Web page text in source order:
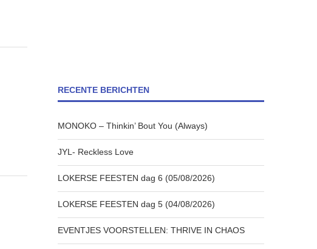
RECENTE BERICHTEN
MONOKO – Thinkin’ Bout You (Always)
JYL- Reckless Love
LOKERSE FEESTEN dag 6 (05/08/2026)
LOKERSE FEESTEN dag 5 (04/08/2026)
EVENTJES VOORSTELLEN: THRIVE IN CHAOS